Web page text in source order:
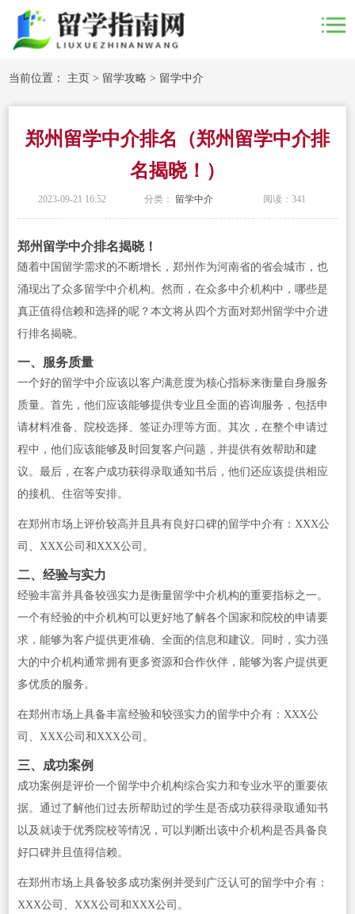
当前位置： 主页 > 留学攻略 > 留学中介
郑州留学中介排名（郑州留学中介排
名揭晓！）
2023-09-21 16:52 分类： 留学中介 阅读：341
郑州留学中介排名揭晓！
随着中国留学需求的不断增长，郑州作为河南省的省会城市，也
涌现出了众多留学中介机构。然而，在众多中介机构中，哪些是
真正值得信赖和选择的呢？本文将从四个方面对郑州留学中介进
行排名揭晓。
一、服务质量
一个好的留学中介应该以客户满意度为核心指标来衡量自身服务
质量。首先，他们应该能够提供专业且全面的咨询服务，包括申
请材料准备、院校选择、签证办理等方面。其次，在整个申请过
程中，他们应该能够及时回复客户问题，并提供有效帮助和建
议。最后，在客户成功获得录取通知书后，他们还应该提供相应
的接机、住宿等安排。
在郑州市场上评价较高并且具有良好口碑的留学中介有：XXX公
司、XXX公司和XXX公司。
二、经验与实力
经验丰富并具备较强实力是衡量留学中介机构的重要指标之一。
一个有经验的中介机构可以更好地了解各个国家和院校的申请要
求，能够为客户提供更准确、全面的信息和建议。同时，实力强
大的中介机构通常拥有更多资源和合作伙伴，能够为客户提供更
多优质的服务。
在郑州市场上具备丰富经验和较强实力的留学中介有：XXX公
司、XXX公司和XXX公司。
三、成功案例
成功案例是评价一个留学中介机构综合实力和专业水平的重要依
据。通过了解他们过去所帮助过的学生是否成功获得录取通知书
以及就读于优秀院校等情况，可以判断出该中介机构是否具备良
好口碑并且值得信赖。
在郑州市场上具备较多成功案例并受到广泛认可的留学中介有：
XXX公司、XXX公司和XXX公司。